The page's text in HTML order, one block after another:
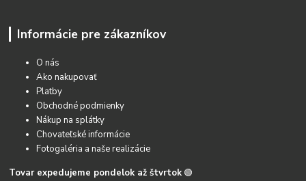
Informácie pre zákazníkov
O nás
Ako nakupovať
Platby
Obchodné podmienky
Nákup na splátky
Chovateľské informácie
Fotogaléria a naše realizácie
Tovar expedujeme pondelok až štvrtok 🟢